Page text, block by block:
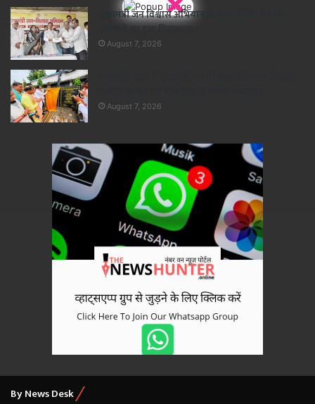
मुख्यमंत्री जन विश्वास अभियान के प्रथम शिविर में 160
आवेदनों का हुआ निराकरण
August 7, 2026
August 7, 2026
By News Desk